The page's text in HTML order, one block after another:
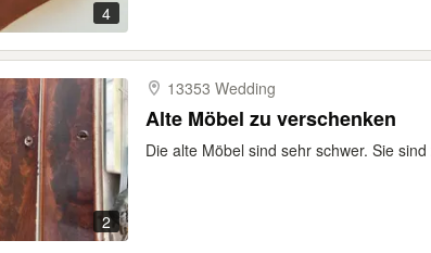
4
2
13353 Wedding
Alte Möbel zu verschenken
Die alte Möbel sind sehr schwer. Sie